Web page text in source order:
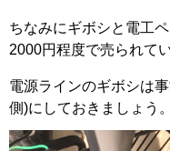
ちなみにギボシと電工
2000円程度で売られてい
電源ラインのギボシは
側)にしておきましょう。